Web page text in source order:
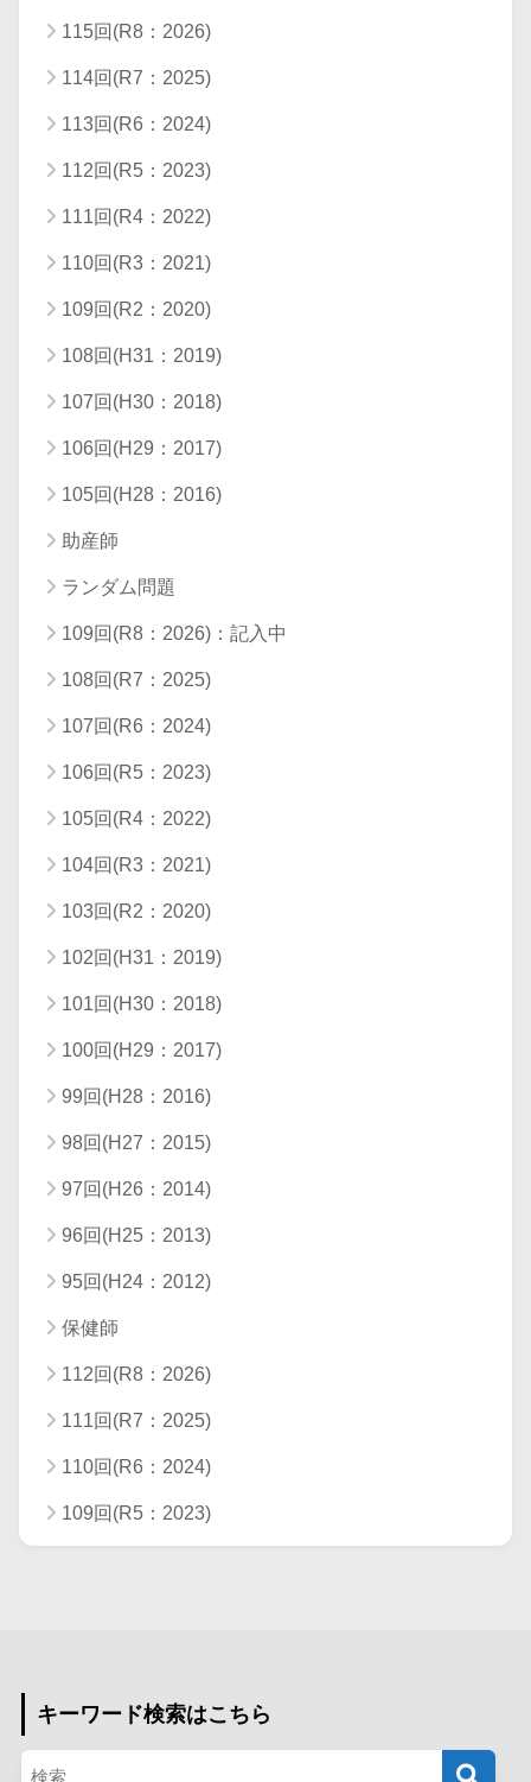
115回(R8：2026)
114回(R7：2025)
113回(R6：2024)
112回(R5：2023)
111回(R4：2022)
110回(R3：2021)
109回(R2：2020)
108回(H31：2019)
107回(H30：2018)
106回(H29：2017)
105回(H28：2016)
助産師
ランダム問題
109回(R8：2026)：記入中
108回(R7：2025)
107回(R6：2024)
106回(R5：2023)
105回(R4：2022)
104回(R3：2021)
103回(R2：2020)
102回(H31：2019)
101回(H30：2018)
100回(H29：2017)
99回(H28：2016)
98回(H27：2015)
97回(H26：2014)
96回(H25：2013)
95回(H24：2012)
保健師
112回(R8：2026)
111回(R7：2025)
110回(R6：2024)
109回(R5：2023)
キーワード検索はこちら